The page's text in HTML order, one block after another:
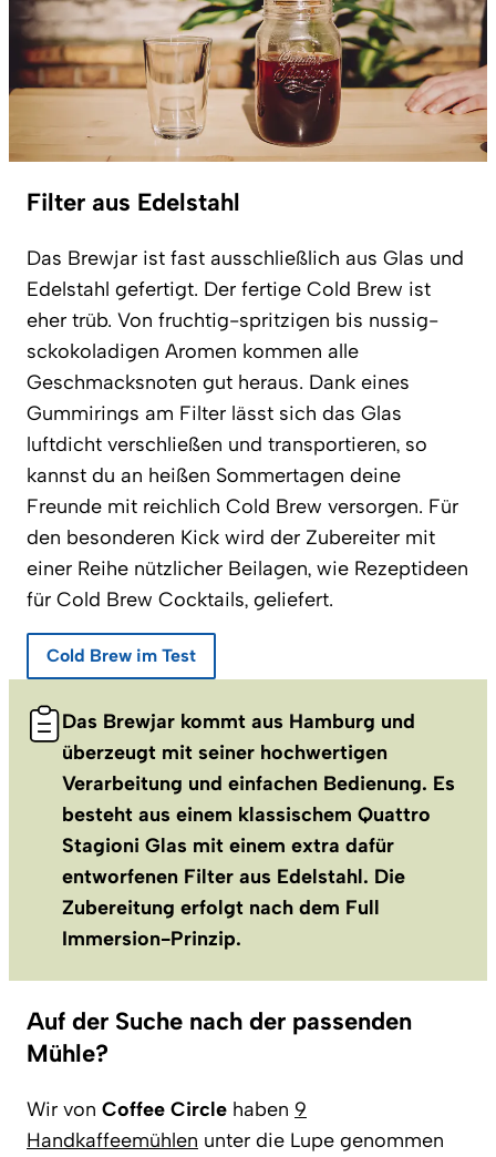
Filter aus Edelstahl
Das Brewjar ist fast ausschließlich aus Glas und
Edelstahl gefertigt. Der fertige Cold Brew ist
eher trüb. Von fruchtig-spritzigen bis nussig-
sckokoladigen Aromen kommen alle
Geschmacksnoten gut heraus. Dank eines
Gummirings am Filter lässt sich das Glas
luftdicht verschließen und transportieren, so
kannst du an heißen Sommertagen deine
Freunde mit reichlich Cold Brew versorgen. Für
den besonderen Kick wird der Zubereiter mit
einer Reihe nützlicher Beilagen, wie Rezeptideen
für Cold Brew Cocktails, geliefert.
Cold Brew im Test
Das Brewjar kommt aus Hamburg und
überzeugt mit seiner hochwertigen
Verarbeitung und einfachen Bedienung. Es
besteht aus einem klassischem Quattro
Stagioni Glas mit einem extra dafür
entworfenen Filter aus Edelstahl. Die
Zubereitung erfolgt nach dem Full
Immersion-Prinzip.
Auf der Suche nach der passenden
Mühle?
Wir von Coffee Circle haben 9
Handkaffeemühlen unter die Lupe genommen